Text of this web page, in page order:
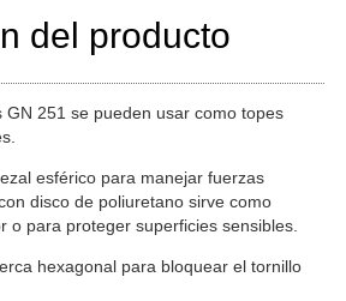
del producto
GN 251 se pueden usar como topes
esférico para manejar fuerzas
disco de poliuretano sirve como
o para proteger superficies sensibles.
hexagonal para bloquear el tornillo